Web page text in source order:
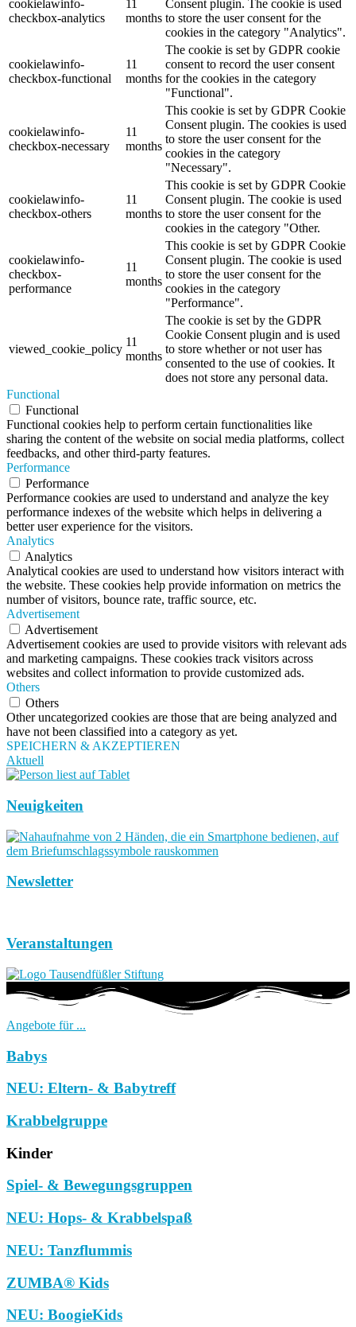
cookielawinfo-
checkbox-analytics
11
months
Consent plugin. The cookie is used
to store the user consent for the
cookies in the category "Analytics".
cookielawinfo-
checkbox-functional
11
months
The cookie is set by GDPR cookie
consent to record the user consent
for the cookies in the category
"Functional".
cookielawinfo-
checkbox-necessary
11
months
This cookie is set by GDPR Cookie
Consent plugin. The cookies is used
to store the user consent for the
cookies in the category
"Necessary".
cookielawinfo-
checkbox-others
11
months
This cookie is set by GDPR Cookie
Consent plugin. The cookie is used
to store the user consent for the
cookies in the category "Other.
cookielawinfo-
checkbox-
performance
11
months
This cookie is set by GDPR Cookie
Consent plugin. The cookie is used
to store the user consent for the
cookies in the category
"Performance".
viewed_cookie_policy
11
months
The cookie is set by the GDPR
Cookie Consent plugin and is used
to store whether or not user has
consented to the use of cookies. It
does not store any personal data.
Functional
Functional
Functional cookies help to perform certain functionalities like
sharing the content of the website on social media platforms, collect
feedbacks, and other third-party features.
Performance
Performance
Performance cookies are used to understand and analyze the key
performance indexes of the website which helps in delivering a
better user experience for the visitors.
Analytics
Analytics
Analytical cookies are used to understand how visitors interact with
the website. These cookies help provide information on metrics the
number of visitors, bounce rate, traffic source, etc.
Advertisement
Advertisement
Advertisement cookies are used to provide visitors with relevant ads
and marketing campaigns. These cookies track visitors across
websites and collect information to provide customized ads.
Others
Others
Other uncategorized cookies are those that are being analyzed and
have not been classified into a category as yet.
SPEICHERN & AKZEPTIEREN
Aktuell
Neuigkeiten
Newsletter
Veranstaltungen
Angebote für ...
Babys
NEU: Eltern- & Babytreff
Krabbelgruppe
Kinder
Spiel- & Bewegungsgruppen
NEU: Hops- & Krabbelspaß
NEU: Tanzflummis
ZUMBA® Kids
NEU: BoogieKids